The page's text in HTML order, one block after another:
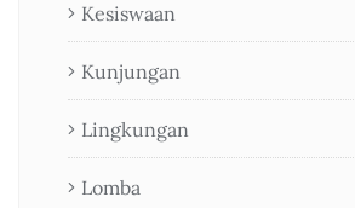
Kesiswaan
Kunjungan
Lingkungan
Lomba